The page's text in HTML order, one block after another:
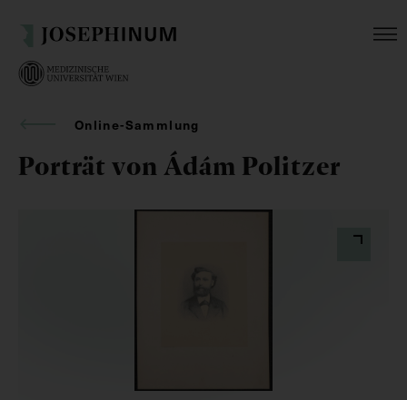
Online-Sammlung
Porträt von Ádám Politzer